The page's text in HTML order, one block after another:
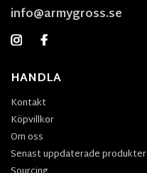
info@armygross.se
HANDLA
Kontakt
Köpvillkor
Om oss
Senast uppdaterade produkter